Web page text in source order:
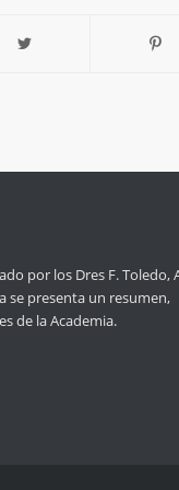
por los Dres F. Toledo,
se presenta un resumen,
de la Academia.